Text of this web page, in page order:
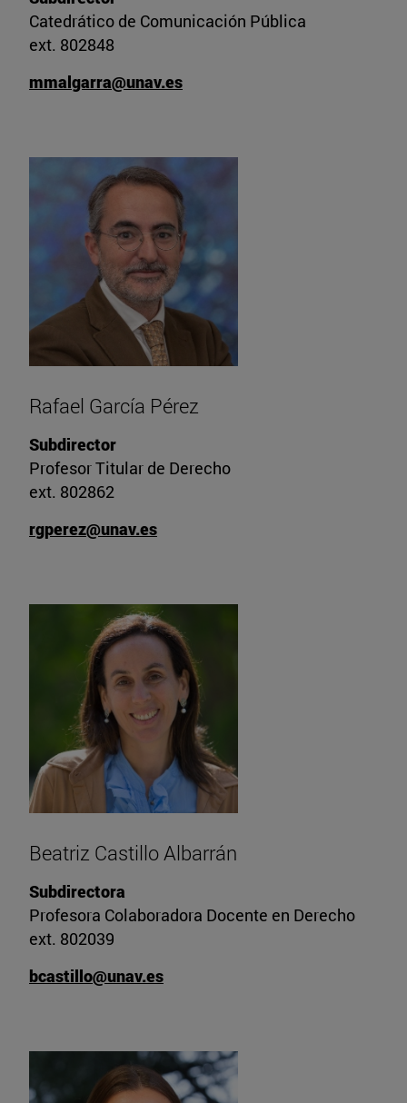
Catedrático de Comunicación Pública
ext. 802848
mmalgarra@unav.es
Rafael García Pérez
Subdirector
Profesor Titular de Derecho
ext. 802862
rgperez@unav.es
Beatriz Castillo Albarrán
Subdirectora
Profesora Colaboradora Docente en Derecho
ext. 802039
bcastillo@unav.es